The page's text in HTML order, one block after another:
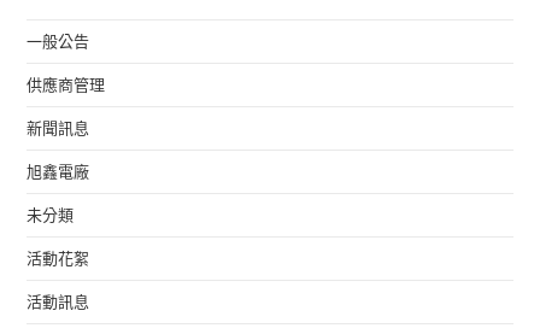
一般公告
供應商管理
新聞訊息
旭鑫電廠
未分類
活動花絮
活動訊息